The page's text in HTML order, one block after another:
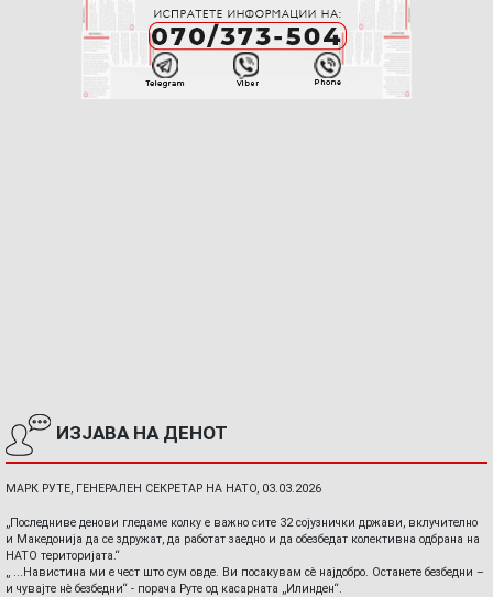
ИЗЈАВА НА ДЕНОТ
МАРК РУТЕ, ГЕНЕРАЛЕН СЕКРЕТАР НА НАТО, 03.03.2026
„Последниве денови гледаме колку е важно сите 32 сојузнички држави, вклучително
и Македонија да се здружат, да работат заедно и да обезбедат колективна одбрана на
НАТО територијата.“
„ ...Навистина ми е чест што сум овде. Ви посакувам сè најдобро. Останете безбедни –
и чувајте нè безбедни“ - порача Руте од касарната „Илинден“.